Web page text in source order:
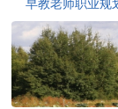
早教老师职业规